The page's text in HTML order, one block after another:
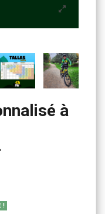
à
!